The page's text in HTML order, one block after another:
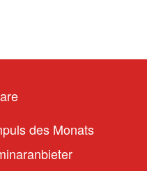
des Monats